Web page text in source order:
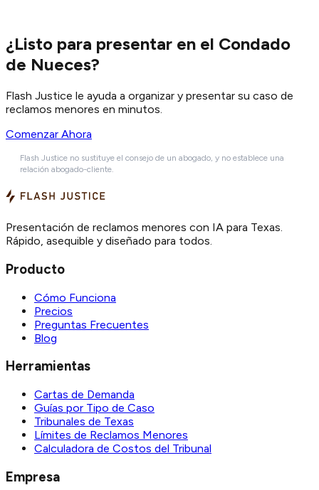
¿Listo para presentar en el Condado
de Nueces?
Flash Justice le ayuda a organizar y presentar su caso de
reclamos menores en minutos.
Comenzar Ahora
Flash Justice no sustituye el consejo de un abogado, y no establece una
relación abogado-cliente.
Presentación de reclamos menores con IA para Texas.
Rápido, asequible y diseñado para todos.
Producto
Cómo Funciona
Precios
Preguntas Frecuentes
Blog
Herramientas
Cartas de Demanda
Guías por Tipo de Caso
Tribunales de Texas
Límites de Reclamos Menores
Calculadora de Costos del Tribunal
Empresa